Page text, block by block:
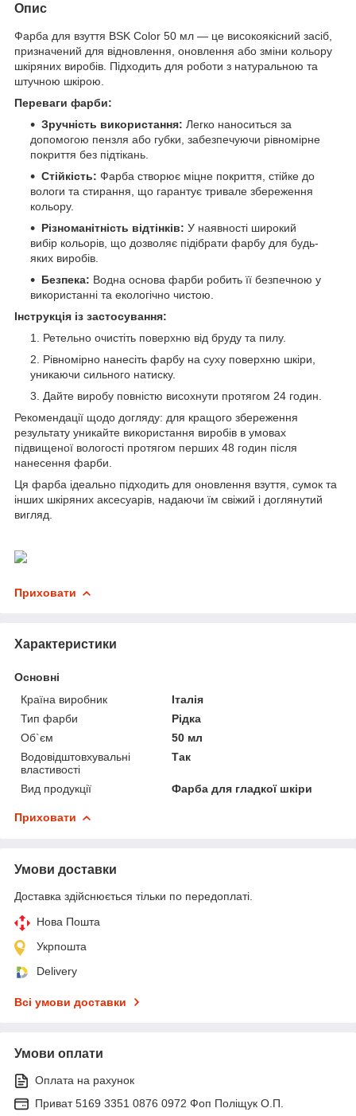
Опис
Фарба для взуття BSK Color 50 мл — це високоякісний засіб,
призначений для відновлення, оновлення або зміни кольору
шкіряних виробів. Підходить для роботи з натуральною та
штучною шкірою.
Переваги фарби:
Зручність використання: Легко наноситься за
допомогою пензля або губки, забезпечуючи рівномірне
покриття без підтікань.
Стійкість: Фарба створює міцне покриття, стійке до
вологи та стирання, що гарантує тривале збереження
кольору.
Різноманітність відтінків: У наявності широкий
вибір кольорів, що дозволяє підібрати фарбу для будь-
яких виробів.
Безпека: Водна основа фарби робить її безпечною у
використанні та екологічно чистою.
Інструкція із застосування:
Ретельно очистіть поверхню від бруду та пилу.
Рівномірно нанесіть фарбу на суху поверхню шкіри,
уникаючи сильного натиску.
Дайте виробу повністю висохнути протягом 24 годин.
Рекомендації щодо догляду: для кращого збереження
результату уникайте використання виробів в умовах
підвищеної вологості протягом перших 48 годин після
нанесення фарби.
Ця фарба ідеально підходить для оновлення взуття, сумок та
інших шкіряних аксесуарів, надаючи їм свіжий і доглянутий
вигляд.
Приховати
Характеристики
Основні
Країна виробник
Італія
Тип фарби
Рідка
Об`єм
50 мл
Водовідштовхувальні
властивості
Так
Вид продукції Фарба для гладкої шкіри
Приховати
Умови доставки
Доставка здійснюється тільки по передоплаті.
Нова Пошта
Укрпошта
Delivery
Всі умови доставки
Умови оплати
Оплата на рахунок
Приват 5169 3351 0876 0972 Фоп Поліщук О.П.